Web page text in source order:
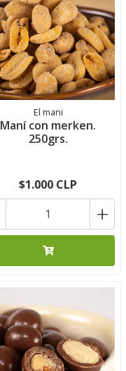
El mani
Maní con merken.
250grs.
$1.000 CLP
+